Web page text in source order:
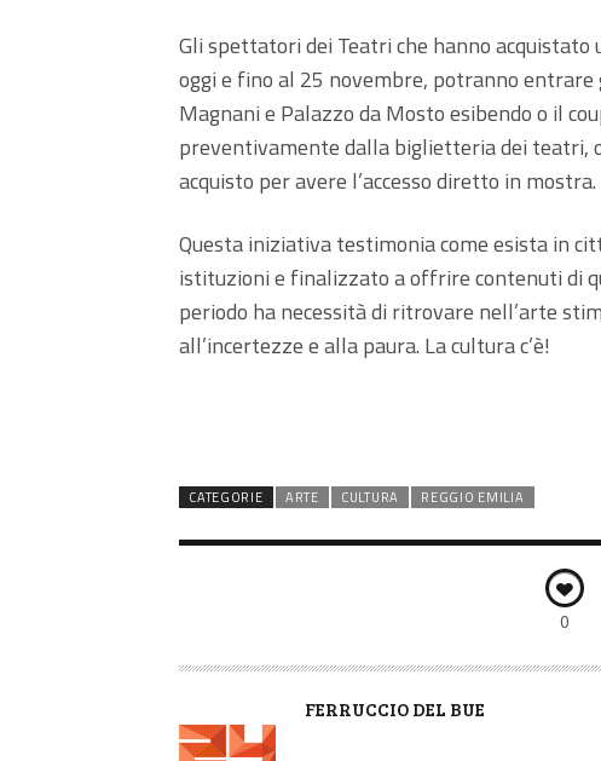
Gli spettatori dei Teatri che hanno
oggi e fino al 25 novembre, potranno
Magnani e Palazzo da Mosto esibendo o il
preventivamente dalla biglietteria dei teatri,
acquisto per avere l’accesso diretto in mostra.
Questa iniziativa testimonia come esista in
istituzioni e finalizzato a offrire contenuti di
periodo ha necessità di ritrovare nell’arte
all’incertezze e alla paura. La cultura c’è!
CATEGORIE ARTE CULTURA REGGIO EMILIA
0
A
FERRUCCIO DEL BUE